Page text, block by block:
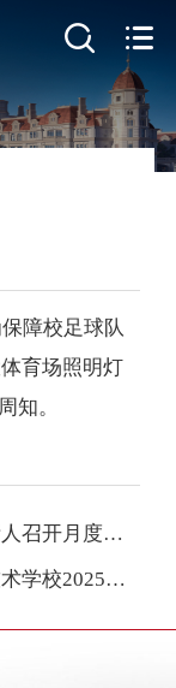
 
障校足球队
育场照明灯
知。
上一条：后勤处组织食堂与超市负责人召开月度会议 部署多项服务优化举措
下一条：《天长泛美航空中等职业技术学校2025年秋季收费公示》